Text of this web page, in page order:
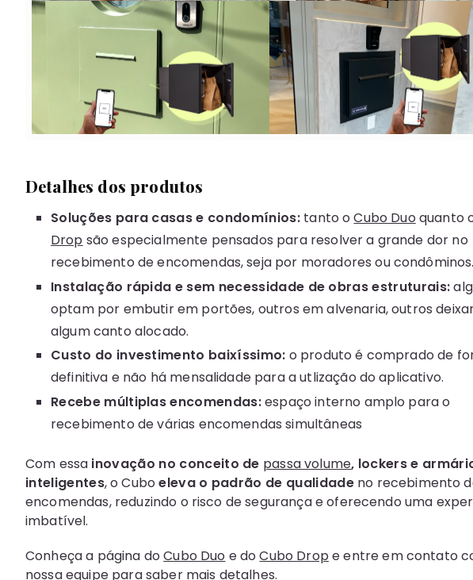
Detalhes dos produtos
Soluções para casas e condomínios: tanto oCubo Duo quanto
Drop são especialmente pensados para resolver a grande dor no
recebimento de encomendas, seja por moradores ou condôminos.
Instalação rápida e sem necessidade de obras estruturais:
optam por embutir em portões, outros em alvenaria, outros
algum canto alocado.
Custo do investimento baixíssimo: o produto é comprado de
definitiva e não há mensalidade para a utlização do aplicativo.
Recebe múltiplas encomendas:espaço interno amplo para o
recebimento de várias encomendas simultâneas
Com essa inovação no conceito de passa volume, lockers e
inteligentes, o Cuboeleva o padrão de qualidadeno recebimento
encomendas, reduzindo o risco de segurança e oferecendo uma
imbatível.
Conheça a página doCubo Duo e doCubo Drop e entre em contato
nossa equipe para saber mais detalhes.